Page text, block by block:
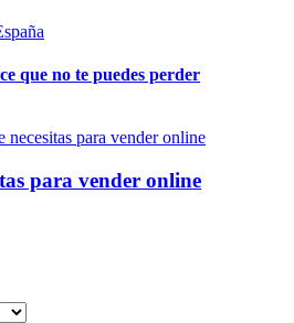
que no te puedes perder
para vender online